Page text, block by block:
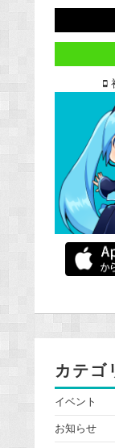
カテゴ
イベント
お知らせ